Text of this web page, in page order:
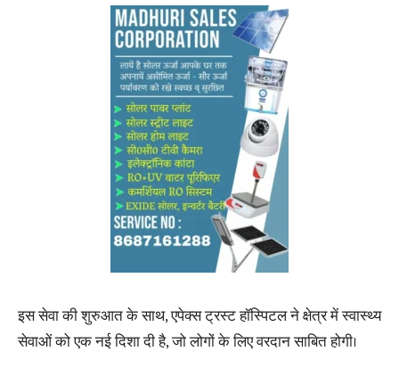
इस सेवा की शुरुआत के साथ, एपेक्स ट्रस्ट हॉस्पिटल ने क्षेत्र में स्वास्थ्य
सेवाओं को एक नई दिशा दी है, जो लोगों के लिए वरदान साबित होगी।